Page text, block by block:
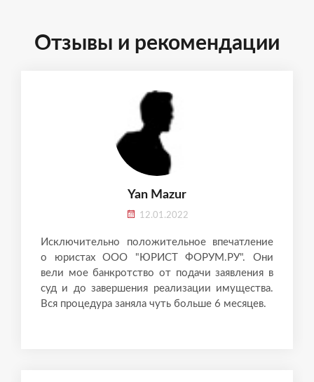
Отзывы и рекомендации
Исключительно положительное впечатление
о юристах ООО "ЮРИСТ ФОРУМ.РУ". Они
вели мое банкротство от подачи заявления в
суд и до завершения реализации имущества.
Вся процедура заняла чуть больше 6 месяцев.
Yan Mazur
12.01.2022